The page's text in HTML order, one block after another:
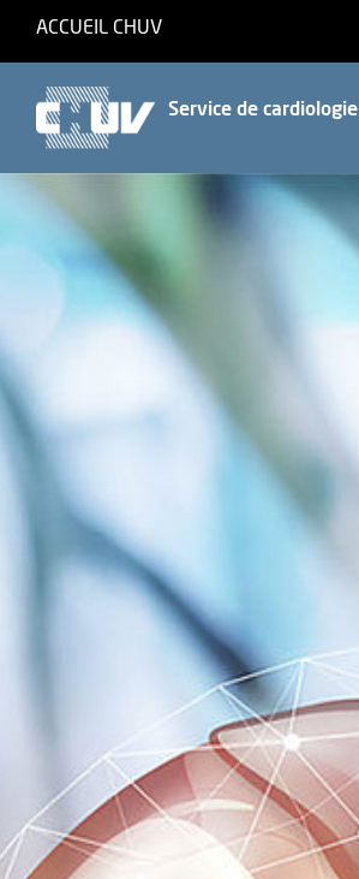
ACCUEIL CHUV
International website
Service de cardiologie